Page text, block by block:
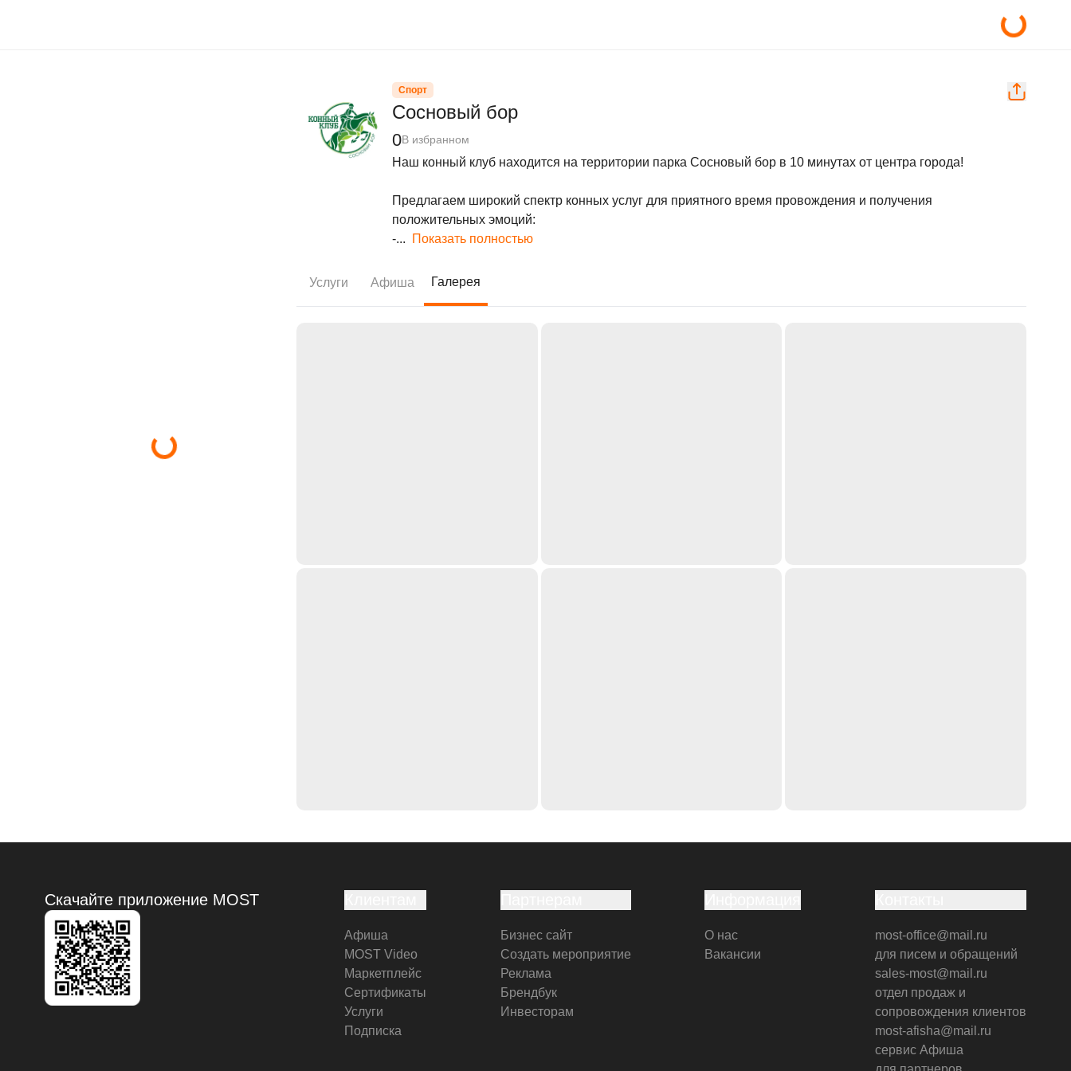
Спорт
Сосновый бор
0В избранном
Наш конный клуб находится на территории парка Сосновый бор в 10 минутах от центра города!
Предлагаем широкий спектр конных услуг для приятного время провождения и получения
положительных эмоций:
-... Показать полностью
Услуги Афиша Галерея
Скачайте приложение MOST
Афиша
MOST Video
Маркетплейс
Сертификаты
Услуги
Подписка
Бизнес сайт
Создать мероприятие
Реклама
Брендбук
Инвесторам
О нас
Вакансии
most-office@mail.ru
для писем и обращений
sales-most@mail.ru
отдел продаж и
сопровождения клиентов
most-afisha@mail.ru
сервис Афиша